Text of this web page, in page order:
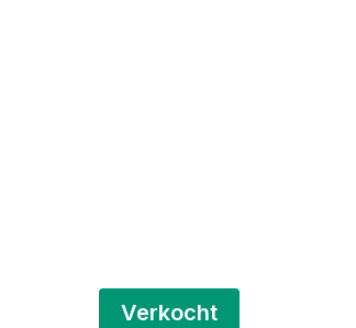
Verkocht